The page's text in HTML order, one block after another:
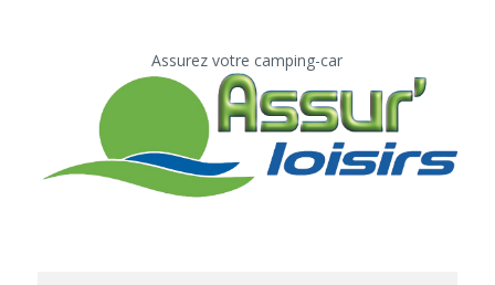
Assurez votre camping-car